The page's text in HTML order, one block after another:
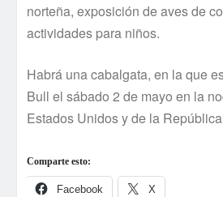
norteña, exposición de aves de
actividades para niños.
Habrá una cabalgata, en la que
Bull el sábado 2 de mayo en la
Estados Unidos y de la
Comparte esto:
Facebook X